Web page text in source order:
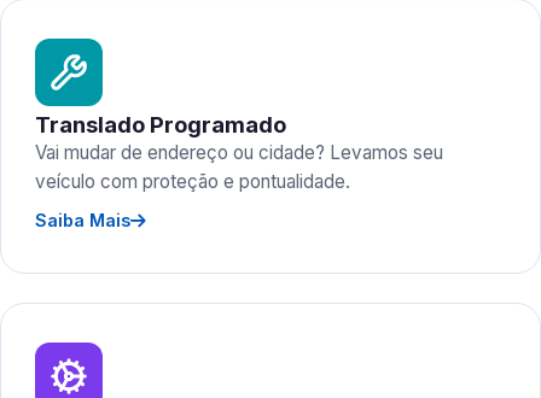
Translado Programado
Vai mudar de endereço ou cidade? Levamos seu
veículo com proteção e pontualidade.
Saiba Mais